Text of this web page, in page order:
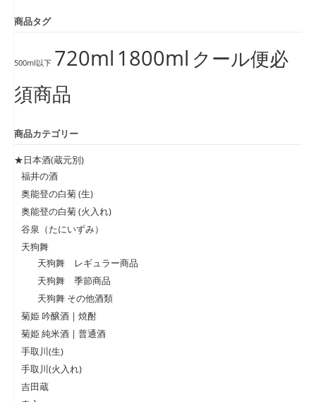
商品タグ
500ml以下 720ml 1800ml クール便必
須商品
商品カテゴリー
★日本酒(蔵元別)
福井の酒
奥能登の白菊 (生)
奥能登の白菊 (火入れ)
谷泉（たにいずみ）
天狗舞
天狗舞 レギュラー商品
天狗舞 季節商品
天狗舞 その他酒類
菊姫 吟醸酒 | 焼酎
菊姫 純米酒 | 普通酒
手取川(生)
手取川(火入れ)
吉田蔵